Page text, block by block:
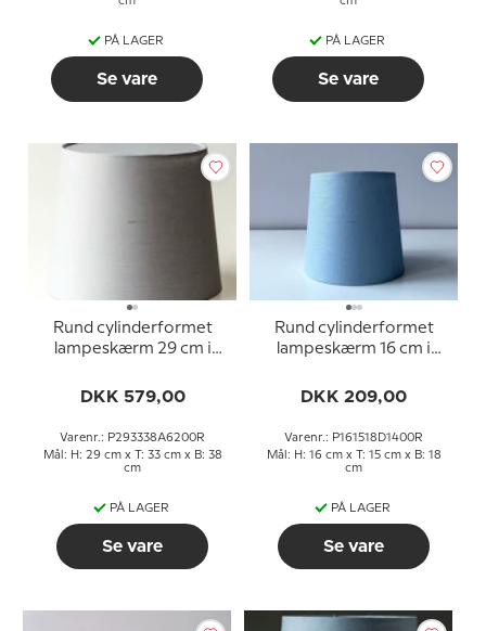
PÅ LAGER
Se vare
PÅ LAGER
Se vare
Rund cylinderformet
lampeskærm 29 cm i
DKK 579,00
Varenr.: P293338A6200R
Mål: H: 29 cm x T: 33 cm x B: 38
cm
PÅ LAGER
Se vare
Rund cylinderformet
lampeskærm 16 cm i
DKK 209,00
Varenr.: P161518D1400R
Mål: H: 16 cm x T: 15 cm x B: 18
cm
PÅ LAGER
Se vare